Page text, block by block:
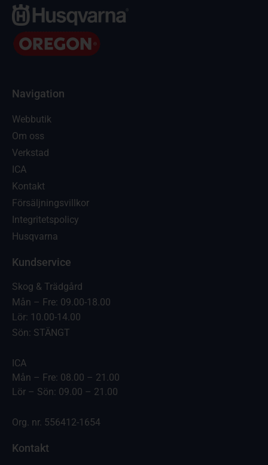
Navigation
Webbutik
Om oss
Verkstad
ICA
Kontakt
Försäljningsvillkor
Integritetspolicy
Husqvarna
Kundservice
Skog & Trädgård
Mån – Fre: 09.00-18.00
Lör: 10.00-14.00
Sön: STÄNGT
ICA
Mån – Fre: 08.00 – 21.00
Lör – Sön: 09.00 – 21.00
Org. nr. 556412-1654
Kontakt